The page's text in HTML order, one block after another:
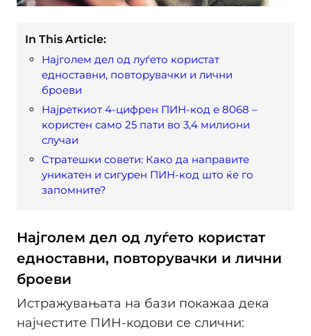
In This Article:
Најголем дел од луѓето користат
едноставни, повторувачки и лични
броеви
Најреткиот 4-цифрен ПИН-код е 8068 –
користен само 25 пати во 3,4 милиони
случаи
Стратешки совети: Како да направите
уникатен и сигурен ПИН-код што ќе го
запомните?
Најголем дел од луѓето користат
едноставни, повторувачки и лични
броеви
Истражувањата на бази покажаа дека
најчестите ПИН-кодови се слични: